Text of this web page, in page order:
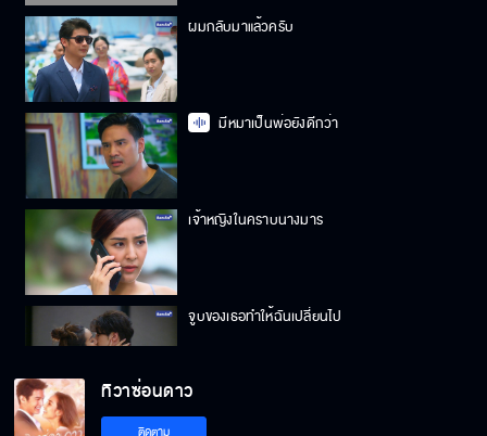
ผมกลับมาแล้วครับ
มีหมาเป็นพ่อยังดีกว่า
เจ้าหญิงในคราบนางมาร
จูบของเธอทำให้ฉันเปลี่ยนไป
อยู่ดี ๆ ก็อยากเป็นแม่
ทิวาซ่อนดาว
ติดตาม